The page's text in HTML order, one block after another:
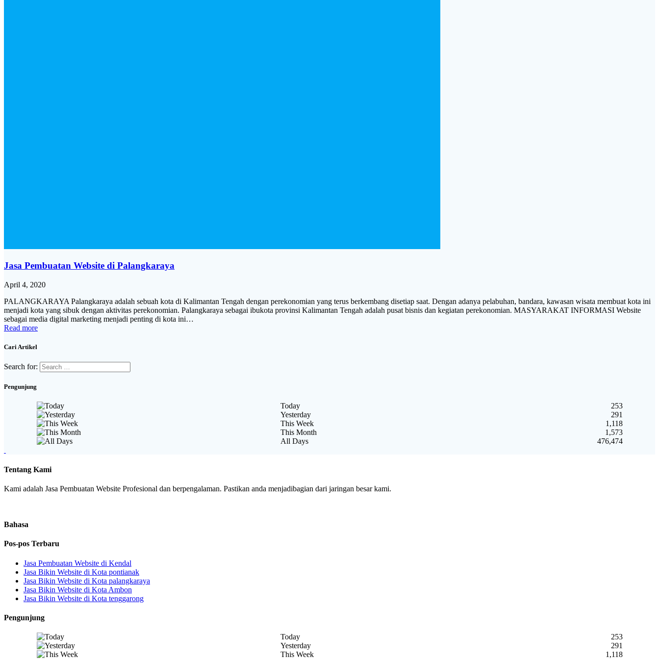
Jasa Pembuatan Website di Palangkaraya
April 4, 2020
PALANGKARAYA Palangkaraya adalah sebuah kota di Kalimantan Tengah dengan perekonomian yang terus berkembang disetiap saat. Dengan adanya pelabuhan, bandara, kawasan wisata membuat kota ini
menjadi kota yang sibuk dengan aktivitas perekonomian. Palangkaraya sebagai ibukota provinsi Kalimantan Tengah adalah pusat bisnis dan kegiatan perekonomian. MASYARAKAT INFORMASI Website
sebagai media digital marketing menjadi penting di kota ini…
Read more
Cari Artikel
Search for:
Pengunjung
Today
253
Yesterday
291
This Week
1,118
This Month
1,573
All Days
476,474
Tentang Kami
Kami adalah Jasa Pembuatan Website Profesional dan berpengalaman. Pastikan anda menjadibagian dari jaringan besar kami.
Bahasa
Pos-pos Terbaru
Jasa Pembuatan Website di Kendal
Jasa Bikin Website di Kota pontianak
Jasa Bikin Website di Kota palangkaraya
Jasa Bikin Website di Kota Ambon
Jasa Bikin Website di Kota tenggarong
Pengunjung
Today
253
Yesterday
291
This Week
1,118